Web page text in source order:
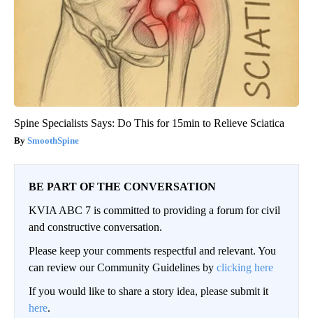
Spine Specialists Says: Do This for 15min to Relieve Sciatica
SmoothSpine
BE PART OF THE CONVERSATION
KVIA ABC 7 is committed to providing a forum for civil
and constructive conversation.
Please keep your comments respectful and relevant. You
can review our Community Guidelines by clicking here
If you would like to share a story idea, please submit it
here.